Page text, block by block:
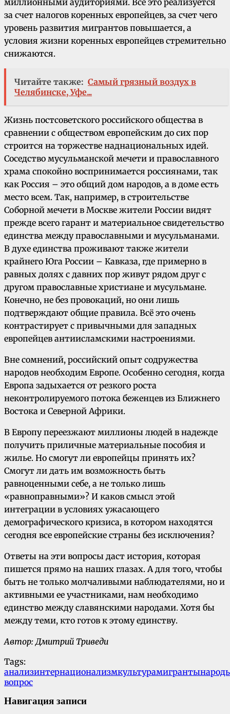
миллионными аудиториями. Все это реализуется
за счет налогов коренных европейцев, за счет чего
уровень развития мигрантов повышается, а
условия жизни коренных европейцев стремительно
снижаются.
Читайте также: Самый грязный воздух в
Челябинске, Уфе...
Жизнь постсоветского российского общества в
сравнении с обществом европейским до сих пор
строится на торжестве наднациональных идей.
Соседство мусульманской мечети и православного
храма спокойно воспринимается россиянами, так
как Россия – это общий дом народов, а в доме есть
место всем. Так, например, в строительстве
Соборной мечети в Москве жители России видят
прежде всего гарант и материальное свидетельство
единства между православными и мусульманами.
В духе единства проживают также жители
крайнего Юга России – Кавказа, где примерно в
равных долях с давних пор живут рядом друг с
другом православные христиане и мусульмане.
Конечно, не без провокаций, но они лишь
подтверждают общие правила. Всё это очень
контрастирует с привычными для западных
европейцев антиисламскими настроениями.
Вне сомнений, российский опыт содружества
народов необходим Европе. Особенно сегодня, когда
Европа задыхается от резкого роста
неконтролируемого потока беженцев из Ближнего
Востока и Северной Африки.
В Европу переезжают миллионы людей в надежде
получить приличные материальные пособия и
жилье. Но смогут ли европейцы принять их?
Смогут ли дать им возможность быть
равноценными себе, а не только лишь
«равноправными»? И каков смысл этой
интеграции в условиях ужасающего
демографического кризиса, в котором находятся
сегодня все европейские страны без исключения?
Ответы на эти вопросы даст история, которая
пишется прямо на наших глазах. А для того, чтобы
быть не только молчаливыми наблюдателями, но и
активными ее участниками, нам необходимо
единство между славянскими народами. Хотя бы
между теми, кто готов к этому единству.
Автор: Дмитрий Триведи
Tags:
анализинтернационализмкультурамигранты
вопрос
Навигация записи